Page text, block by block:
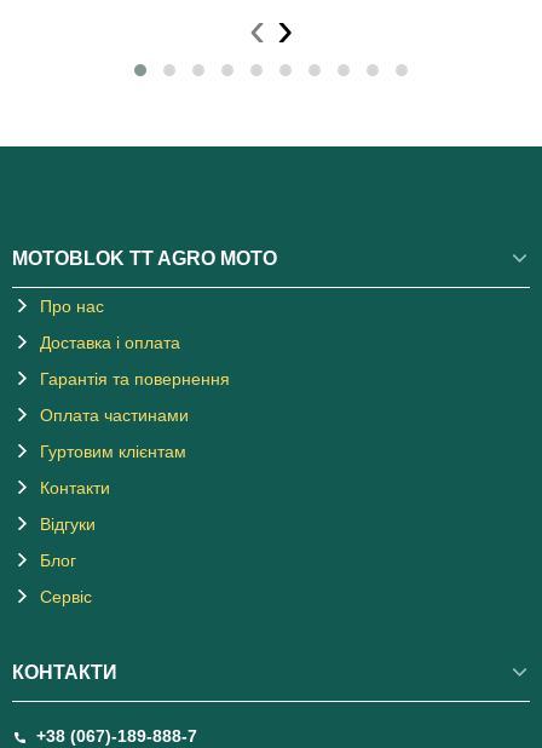
‹ ›
MOTOBLOK TT AGRO MOTO
Про нас
Доставка і оплата
Гарантія та повернення
Оплата частинами
Гуртовим клієнтам
Контакти
Відгуки
Блог
Сервіс
КОНТАКТИ
+38 (067)-189-888-7